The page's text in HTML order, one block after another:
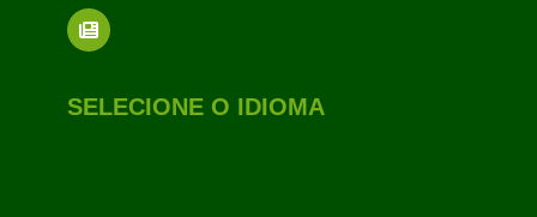
SELECIONE O IDIOMA